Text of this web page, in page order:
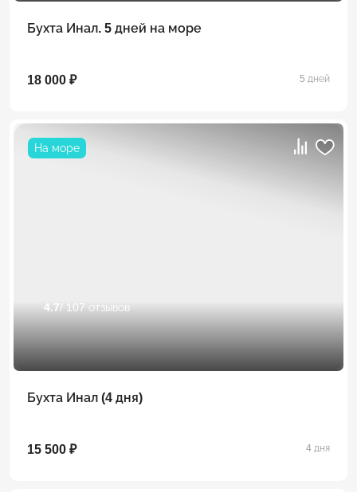
Бухта Инал. 5 дней на море
18 000 ₽ 5 дней
На море
4.7/ 107 отзывов
Бухта Инал (4 дня)
15 500 ₽ 4 дня